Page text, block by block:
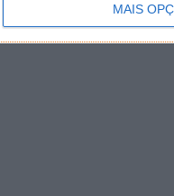
MAIS